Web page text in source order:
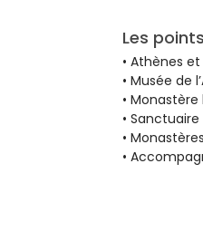
Les
• Athènes et
• Musée de
• Monastère
•
•
•